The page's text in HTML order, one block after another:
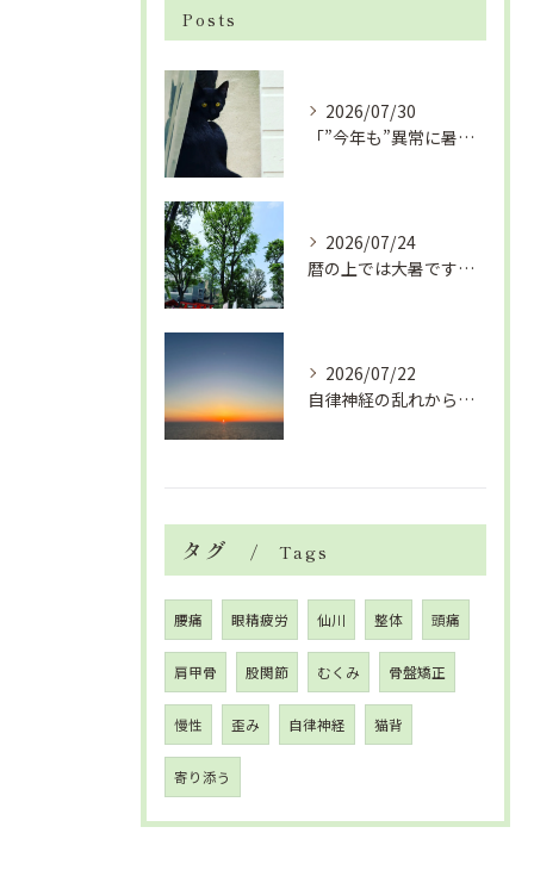
Posts
2026/07/30
「”今年も”異常に暑い夏」酷暑+冷房＝夏風邪、腰痛、ひざの痛...
2026/07/24
暦の上では大暑です！腰痛や肩こりから来る頭痛
2026/07/22
自律神経の乱れから生活習慣病、血液循環の滞り
タグ Tags
腰痛 眼精疲労 仙川 整体 頭痛
肩甲骨 股関節 むくみ 骨盤矯正
慢性 歪み 自律神経 猫背
寄り添う